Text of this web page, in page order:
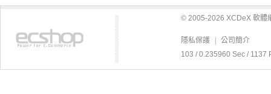
© 2005-2026 XCDeX 軟體
隱私保護
公司簡介
103 / 0.235960 Sec / 1137